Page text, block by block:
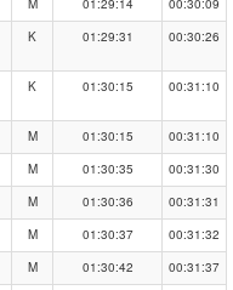
M 01:29:14
00:30:09
K 01:29:31 00:30:26
K 01:30:15 00:31:10
M 01:30:15
00:31:10
M 01:30:35
00:31:30
M 01:30:36
00:31:31
M 01:30:37
00:31:32
M 01:30:42
00:31:37